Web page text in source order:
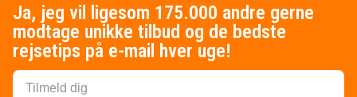
Ja, jeg vil ligesom 175.000 andre gerne
modtage unikke tilbud og de bedste
rejsetips på e-mail hver uge!